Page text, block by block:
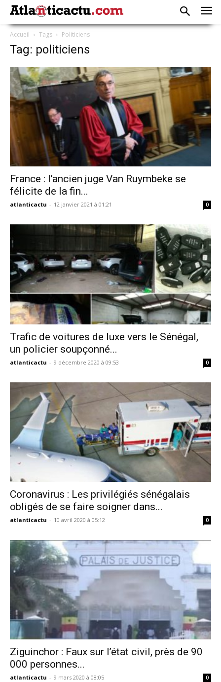
Accueil Tags Politiciens
Tag: politiciens
France : l’ancien juge Van Ruymbeke se
félicite de la fin...
atlanticactu - 12 janvier 2021 à 01:21 0
Trafic de voitures de luxe vers le Sénégal,
un policier soupçonné...
atlanticactu - 9 décembre 2020 à 09:53 0
Coronavirus : Les privilégiés sénégalais
obligés de se faire soigner dans...
atlanticactu - 10 avril 2020 à 05:12 0
Ziguinchor : Faux sur l’état civil, près de 90
000 personnes...
atlanticactu - 9 mars 2020 à 08:05 0